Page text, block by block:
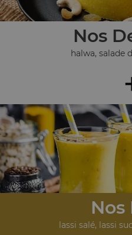
Nos
halwa, salade
Nos
lassi salé, lassi